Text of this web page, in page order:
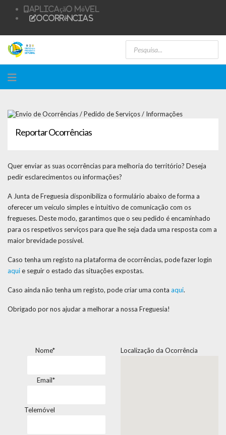
Aplicação Móvel
Ocorrências
Reportar Ocorrências
Quer enviar as suas ocorrências para melhoria do território? Deseja
pedir esclarecimentos ou informações?
A Junta de Freguesia disponibiliza o formulário abaixo de forma a
oferecer um veículo simples e intuitivo de comunicação com os
fregueses. Deste modo, garantimos que o seu pedido é encaminhado
para os respetivos serviços para que lhe seja dada uma resposta com a
maior brevidade possível.
Caso tenha um registo na plataforma de ocorrências, pode fazer login
aquie seguir o estado das situações expostas.
Caso ainda não tenha um registo, pode criar uma conta aqui.
Obrigado por nos ajudar a melhorar a nossa Freguesia!
Nome*
Email*
Telemóvel
Localização da Ocorrência